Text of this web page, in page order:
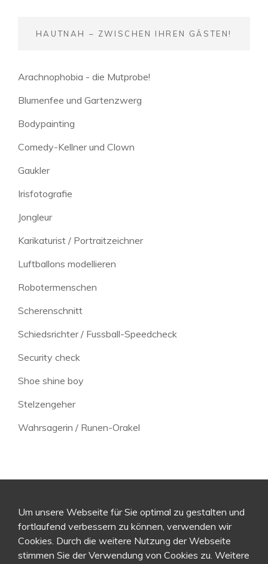
HAUTNAH – ZWISCHEN IHREN GÄSTEN!
Arachnophobia - die Mutprobe!
Blumenfee und Gartenzwerg
Bodypainting
Comedy-Kellner und Clown
Gaukler
Irisfotografie
Jongleur
Karikaturist / Portraitzeichner
Luftballons modellieren
Robotermenschen
Scherenschnitt
Schiedsrichter / Fussball-Speedcheck
Security check
Shoe shine boy
Stelzengeher
Wahrsagerin / Runen-Orakel
Um unsere Webseite für Sie optimal zu gestalten und
fortlaufend verbessern zu können, verwenden wir
Cookies. Durch die weitere Nutzung der Webseite
stimmen Sie der Verwendung von Cookies zu. Weitere